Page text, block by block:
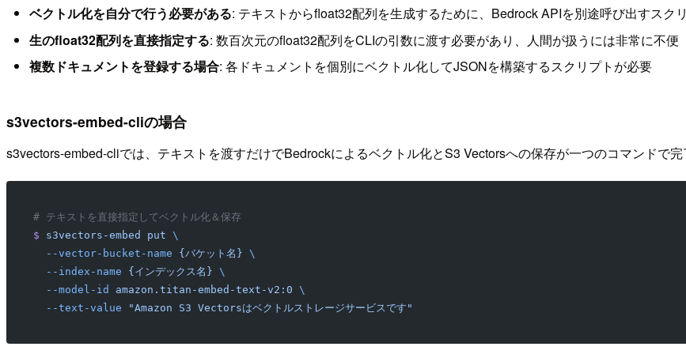
ベクトル化を自分で行う必要がある: テキストからfloat32配列を生成するために、Bedrock APIを別途呼び出すスク
生のfloat32配列を直接指定する: 数百次元のfloat32配列をCLIの引数に渡す必要があり、人間が扱うには非常に不便
複数ドキュメントを登録する場合: 各ドキュメントを個別にベクトル化してJSONを構築するスクリプトが必要
s3vectors-embed-cliの場合
s3vectors-embed-cliでは、テキストを渡すだけでBedrockによるベクトル化とS3 Vectorsへの保存が一つのコマンドで完
# テキストを直接指定してベクトル化＆保存
$ s3vectors-embed put \
  --vector-bucket-name
{バケット名} \
  --index-name
{インデックス名} \
  --model-id
amazon.titan-embed-text-v2:0 \
  --text-value
"Amazon S3 Vectorsはベクトルストレージサービスです"